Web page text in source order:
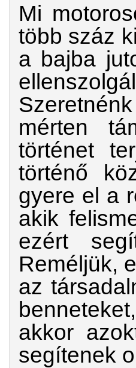
Mi
több száz
a bajba
mérten
történet
történő
gyere el a
akik
ezért
Reméljük,
az
akkor
segítenek